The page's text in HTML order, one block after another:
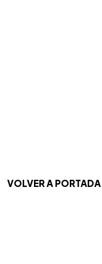
VOLVER A PORTADA